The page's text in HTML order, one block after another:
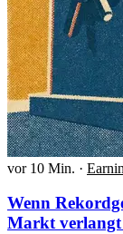
vor 10 Min. ·
Wenn
Markt verlangt